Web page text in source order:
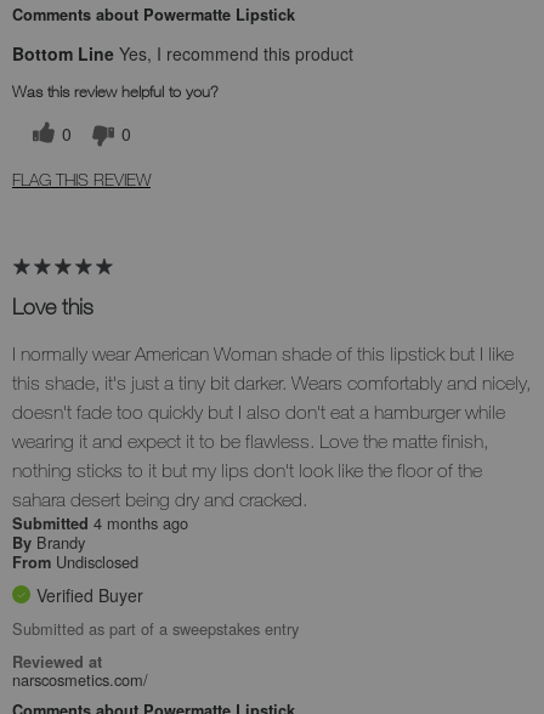
Comments about Powermatte Lipstick
Bottom Line Yes, I recommend this product
Was this review helpful to you?
0 0
FLAG THIS REVIEW
Love this
I normally wear American Woman shade of this lipstick but I like
this shade, it's just a tiny bit darker. Wears comfortably and nicely,
doesn't fade too quickly but I also don't eat a hamburger while
wearing it and expect it to be flawless. Love the matte finish,
nothing sticks to it but my lips don't look like the floor of the
sahara desert being dry and cracked.
Submitted 4 months ago
By Brandy
From Undisclosed
Verified Buyer
Submitted as part of a sweepstakes entry
Reviewed at
narscosmetics.com/